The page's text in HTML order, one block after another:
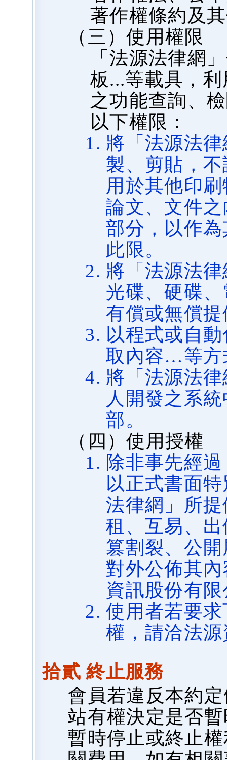
著作權條約及
（三）使用權限
「法源法律網
板...等載具，
之功能查詢、
以下權限：
將「法源法
製、剪貼，
用於其他印
論文、文件
部分，以作
此限。
將「法源法
光碟、硬碟
有償或無償
以程式或自
取內容…等方
將「法源法
人開發之系
部。
（四）使用授權
除非事先經
以正式書面
法律網」所
租、互易、
篡割裂、公
對外公佈其
資訊股份有
使用者若要
權，請洽法
拾貳 終止服務
會員若違反本約
站有權決定是否
暫時停止或終止